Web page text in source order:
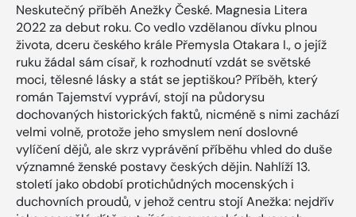
Neskutečný příběh Anežky České. Magnesia Litera
2022 za debut roku. Co vedlo vzdělanou dívku plnou
života, dceru českého krále Přemysla Otakara I., o jejíž
ruku žádal sám císař, k rozhodnutí vzdát se světské
moci, tělesné lásky a stát se jeptiškou? Příběh, který
román Tajemství vypráví, stojí na půdorysu
dochovaných historických faktů, nicméně s nimi zachází
velmi volně, protože jeho smyslem není doslovné
vylíčení dějů, ale skrz vyprávění příběhu vhled do duše
významné ženské postavy českých dějin. Nahlíží 13.
století jako období protichůdných mocenských i
duchovních proudů, v jehož centru stojí Anežka: nejdřív